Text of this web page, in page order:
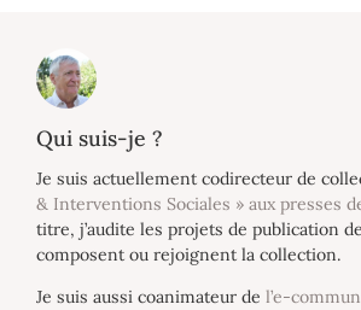
Qui suis-je ?
Je suis actuellement codirecteur de
& Interventions Sociales » aux presses de
titre, j’audite les projets de publication
composent ou rejoignent la collection.
Je suis aussi coanimateur de l’e-